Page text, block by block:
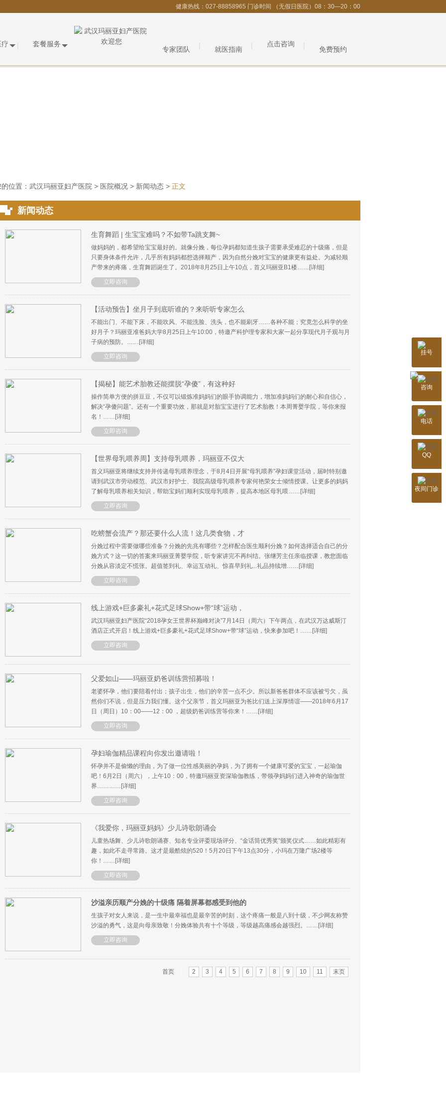
健康热线：027-88858965 门诊时间 （无假日医院）08：30—20：00
套餐服务
专家团队 就医指南
点击咨询
免费预约
位置： 武汉玛丽亚妇产医院 > 医院概况 > 新闻动态 > 正文
新闻动态
生育舞蹈 | 生宝宝难吗？不如带Ta跳支舞~
做妈妈的，都希望给宝宝最好的。就像分娩，每位孕妈都知道生孩子需要承受难忍的十级痛，但是
只要身体条件允许，几乎所有妈妈都想选择顺产，因为自然分娩对宝宝的健康更有益处。为减轻顺
产带来的疼痛，生育舞蹈诞生了。2018年8月25日上午10点，首义玛丽亚B1楼…… [详细]
立即咨询
【活动预告】坐月子到底听谁的？来听听专家怎么
不能出门、不能下床，不能吹风、不能洗脸、洗头，也不能刷牙……各种不能；究竟怎么科学的坐
好月子？玛丽亚准爸妈大学8月25日上午10:00，特邀产科护理专家和大家一起分享现代月子观与月
子病的预防。…… [详细]
立即咨询
【揭秘】能艺术胎教还能摆脱“孕傻”，有这种好
操作简单方便的拼豆豆，不仅可以锻炼准妈妈们的眼手协调能力，增加准妈妈们的耐心和自信心，
解决“孕傻问题”。还有一个重要功效，那就是对胎宝宝进行了艺术胎教！本周菁婴学院，等你来报
名！…… [详细]
立即咨询
【世界母乳喂养周】支持母乳喂养，玛丽亚不仅大
首义玛丽亚将继续支持并传递母乳喂养理念，于8月4日开展“母乳喂养”孕妇课堂活动，届时特别邀
请到武汉市劳动模范、武汉市好护士、我院高级母乳喂养专家何艳荣女士倾情授课。让更多的妈妈
了解母乳喂养相关知识，帮助宝妈们顺利实现母乳喂养，提高本地区母乳喂…… [详细]
立即咨询
吃螃蟹会流产？那还要什么人流！这几类食物，才
分娩过程中需要做哪些准备？分娩的先兆有哪些？怎样配合医生顺利分娩？如何选择适合自己的分
娩方式？这一切的答案来玛丽亚菁婴学院，听专家讲完不再纠结。张继芳主任亲临授课，教您面临
分娩从容淡定不慌张。超值签到礼、幸运互动礼、惊喜早到礼...礼品持续增…… [详细]
立即咨询
线上游戏+巨多豪礼+花式足球Show+带“球”运动，
武汉玛丽亚妇产医院“2018孕女王世界杯巅峰对决”7月14日（周六）下午两点，在武汉万达威斯汀
酒店正式开启！线上游戏+巨多豪礼+花式足球Show+带“球”运动，快来参加吧！…… [详细]
立即咨询
父爱如山——玛丽亚奶爸训练营招募啦！
老婆怀孕，他们要陪着付出；孩子出生，他们的辛苦一点不少。所以新爸爸群体不应该被亏欠，虽
然你们不说，但是压力我们懂。这个父亲节，首义玛丽亚为爸比们送上深厚情谊——2018年6月17
日（周日）10：00——12：00 ，超级奶爸训练营等你来！…… [详细]
立即咨询
孕妇瑜伽精品课程向你发出邀请啦！
怀孕并不是偷懒的理由，为了做一位性感美丽的孕妈，为了拥有一个健康可爱的宝宝，一起瑜伽
吧！6月2日（周六），上午10：00，特邀玛丽亚资深瑜伽教练，带领孕妈妈们进入神奇的瑜伽世
界………… [详细]
立即咨询
《我爱你，玛丽亚妈妈》少儿诗歌朗诵会
儿童热场舞、少儿诗歌朗诵赛、知名专业评委现场评分、“金话筒优秀奖”颁奖仪式……如此精彩有
趣，如此不走寻常路。这才是最酷炫的520！5月20日下午13点30分，小玛在万隆广场2楼等
你！…… [详细]
立即咨询
沙溢亲历顺产分娩的十级痛 隔着屏幕都感受到他的
生孩子对女人来说，是一生中最幸福也是最辛苦的时刻，这个疼痛一般是八到十级，不少网友称赞
沙溢的勇气，这是向母亲致敬！分娩体验共有十个等级，等级越高痛感会越强烈。…… [详细]
立即咨询
首页 2 3 4 5 6 7 8 9 10 11 末页
挂号
武汉玛丽亚妇产
公告：网络预约可
* 信息已
咨询
电话
QQ
夜间门诊